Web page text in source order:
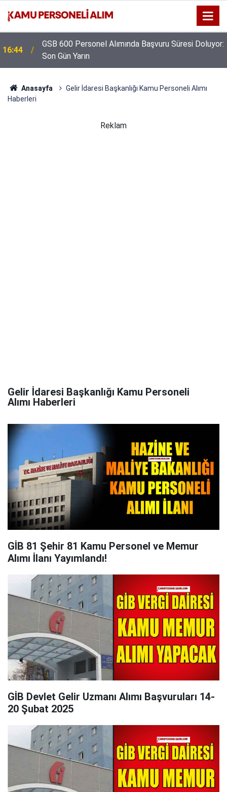
16:44
GSB 600 Personel Alımında Başvuru Süresi Doluyor:
Son Gün Yarın
Anasayfa
Gelir İdaresi Başkanlığı Kamu Personeli Alımı
Haberleri
Reklam
Gelir İdaresi Başkanlığı Kamu Personeli
Alımı Haberleri
GİB 81 Şehir 81 Kamu Personel ve Memur
Alımı İlanı Yayımlandı!
GİB Devlet Gelir Uzmanı Alımı Başvuruları 14-
20 Şubat 2025